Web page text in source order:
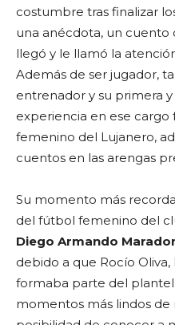
costumbre tras finalizar
una anécdota, un cuento
llegó y le llamó la
Además de ser jugador,
entrenador y su primera
experiencia en ese
femenino del Lujanero,
cuentos en las arengas
Su momento más
del fútbol femenino del
Diego Armando
debido a que Rocío
formaba parte del
momentos más lindos de